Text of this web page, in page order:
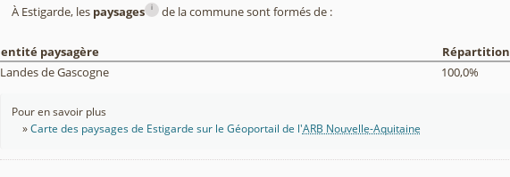
À Estigarde, les paysages i de la commune sont formés de :
entité paysagère
Répartition
Landes de Gascogne
100,0%
Pour en savoir plus
Carte des paysages de Estigarde sur le Géoportail de l'ARB Nouvelle-Aquitaine